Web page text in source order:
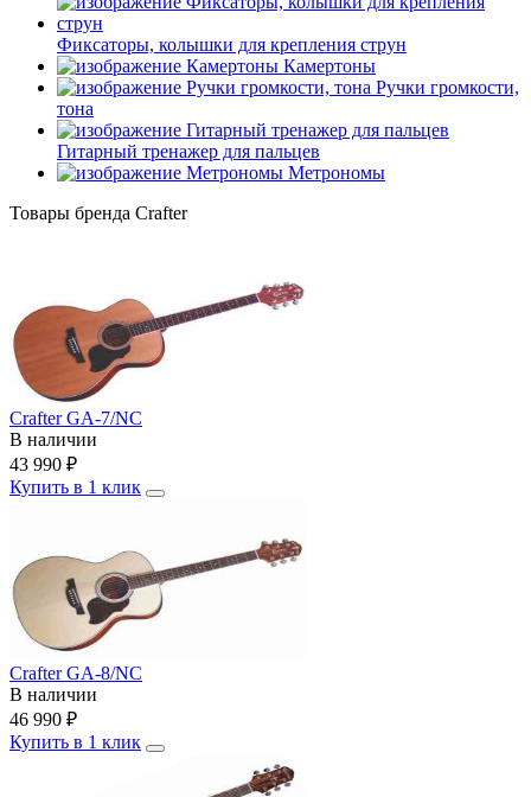
Фиксаторы, колышки для крепления струн
Камертоны
Ручки громкости,
тона
Гитарный тренажер для пальцев
Метрономы
Товары бренда Crafter
Crafter GA-7/NC
В наличии
43 990 ₽
Купить в 1 клик
Crafter GA-8/NC
В наличии
46 990 ₽
Купить в 1 клик